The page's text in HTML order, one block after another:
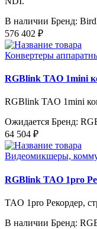
В наличии Бренд:
576 402 ₽
Конвертеры
RGBlink TAO 1mini
RGBlink TAO 1mini
Ожидается Бренд:
64 504 ₽
Видеомикшеры,
RGBlink TAO 1pro
TAO 1pro Рекордер,
В наличии Бренд: